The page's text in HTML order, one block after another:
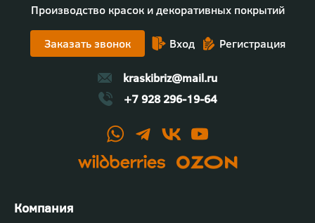
Производство красок и декоративных покрытий
Заказать звонок Вход Регистрация
kraskibriz@mail.ru
+7 928 296-19-64